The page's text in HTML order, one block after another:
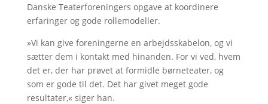
Danske Teaterforeningers opgave at koordinere
erfaringer og gode rollemodeller.
»Vi kan give foreningerne en arbejdsskabelon, og vi
sætter dem i kontakt med hinanden. For vi ved, hvem
det er, der har prøvet at formidle børneteater, og
som er gode til det. Det har givet meget gode
resultater,« siger han.